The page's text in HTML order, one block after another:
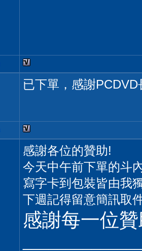
已下單，感謝
感謝各位的贊助!
今天中午前下單的斗
寫字卡到包裝皆由我
下週記得留意簡訊取
感謝每一位